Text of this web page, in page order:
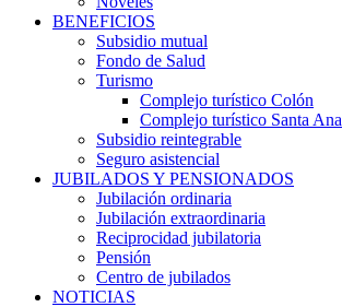
BENEFICIOS
Subsidio mutual
Fondo de Salud
Turismo
Complejo turístico Colón
Complejo turístico Santa Ana
Subsidio reintegrable
Seguro asistencial
JUBILADOS Y PENSIONADOS
Jubilación ordinaria
Jubilación extraordinaria
Reciprocidad jubilatoria
Pensión
Centro de jubilados
NOTICIAS